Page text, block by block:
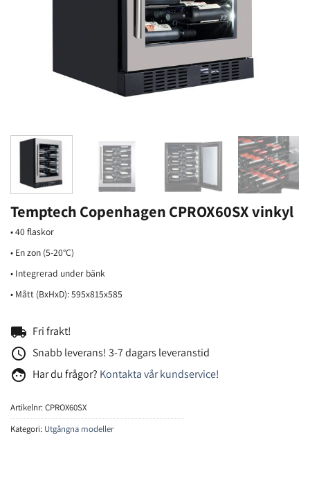
Temptech Copenhagen CPROX60SX vinkyl
• 40 flaskor
• En zon (5-20°C)
• Integrerad under bänk
• Mått (BxHxD): 595x815x585
local_shipping Fri frakt!
access_time Snabb leverans! 3-7 dagars leveranstid
face Har du frågor? Kontakta vår kundservice!
Artikelnr:CPROX60SX
Kategori: Utgångna modeller